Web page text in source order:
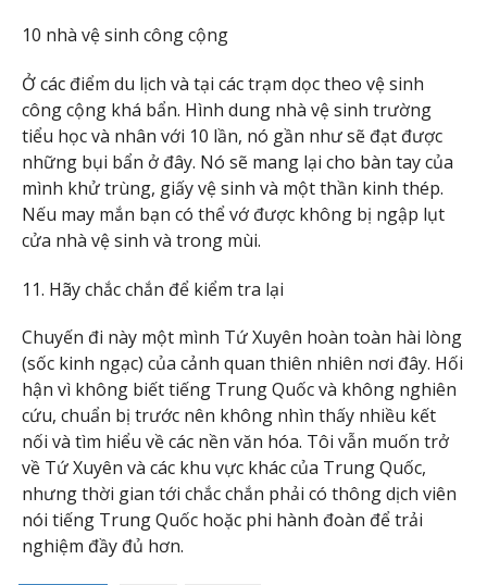
10 nhà vệ sinh công cộng
Ở các điểm du lịch và tại các trạm dọc theo vệ sinh
công cộng khá bẩn. Hình dung nhà vệ sinh trường
tiểu học và nhân với 10 lần, nó gần như sẽ đạt được
những bụi bẩn ở đây. Nó sẽ mang lại cho bàn tay của
mình khử trùng, giấy vệ sinh và một thần kinh thép.
Nếu may mắn bạn có thể vớ được không bị ngập lụt
cửa nhà vệ sinh và trong mùi.
11. Hãy chắc chắn để kiểm tra lại
Chuyến đi này một mình Tứ Xuyên hoàn toàn hài lòng
(sốc kinh ngạc) của cảnh quan thiên nhiên nơi đây. Hối
hận vì không biết tiếng Trung Quốc và không nghiên
cứu, chuẩn bị trước nên không nhìn thấy nhiều kết
nối và tìm hiểu về các nền văn hóa. Tôi vẫn muốn trở
về Tứ Xuyên và các khu vực khác của Trung Quốc,
nhưng thời gian tới chắc chắn phải có thông dịch viên
nói tiếng Trung Quốc hoặc phi hành đoàn để trải
nghiệm đầy đủ hơn.